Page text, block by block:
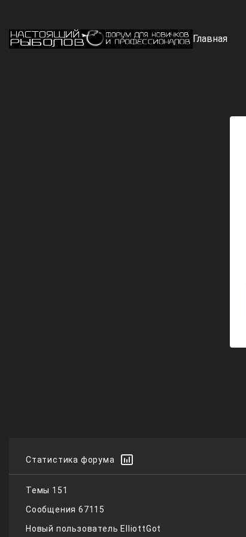
Главная
Статистика форума
Темы 151
Сообщения 67115
Новый пользователь ElliottGot